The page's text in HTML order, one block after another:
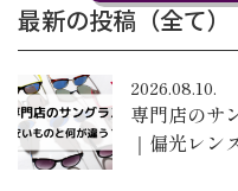
最新の投稿（全て）
2026.08.10.
専門店のサ
｜偏光レン